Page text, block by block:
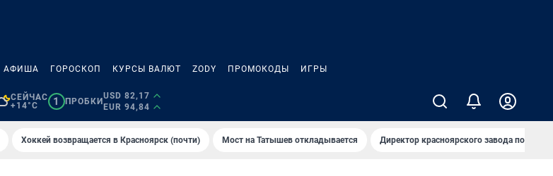
АФИША ГОРОСКОП КУРСЫ ВАЛЮТ ZODY ПРОМОКОДЫ ИГРЫ
СЕЙЧАС
+14°C
1 ПРОБКИ
USD 82,17
EUR 94,84
Хоккей возвращается в Красноярск (почти) Мост на Татышев откладывается Директор красноярского завода под